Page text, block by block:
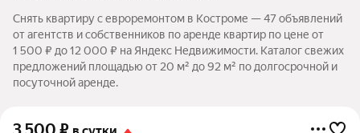
Снять квартиру с евроремонтом в Костроме — 47 объявлений
от агентств и собственников по аренде квартир по цене от
1 500 ₽ до 12 000 ₽ на Яндекс Недвижимости. Каталог свежих
предложений площадью от 20 м² до 92 м² по долгосрочной и
посуточной аренде.